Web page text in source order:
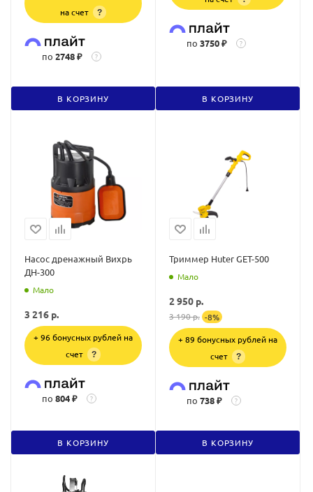
на счет
?
по 2748 ₽ ?
В КОРЗИНУ
по 3750 ₽ ?
В КОРЗИНУ
Насос дренажный Вихрь
ДН-300
Мало
3 216 р.
+ 96 бонусных рублей на
счет
?
по 804 ₽ ?
В КОРЗИНУ
Триммер Huter GET-500
Мало
2 950 р.
3 190р. -8%
+ 89 бонусных рублей на
счет
?
по 738 ₽ ?
В КОРЗИНУ